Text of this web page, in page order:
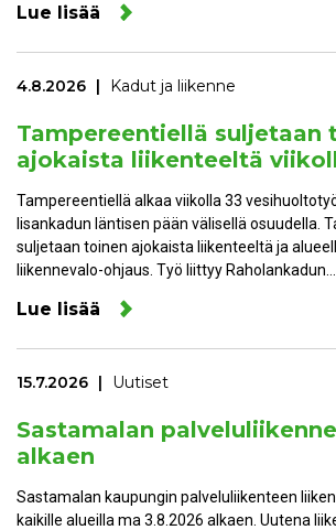
Lue lisää
4.8.2026 Kadut ja liikenne
Tampereentiellä suljetaan
ajokaista liikenteeltä
Tampereentiellä alkaa viikolla 33
Iisankadun läntisen pään välisellä osuudella.
suljetaan toinen ajokaista liikenteeltä ja
liikennevalo-ohjaus. Työ liittyy Raholankadun…
Lue lisää
15.7.2026 Uutiset
Sastamalan
alkaen
Sastamalan kaupungin palveluliikenteen
kaikille alueilla ma 3.8.2026 alkaen. Uutena